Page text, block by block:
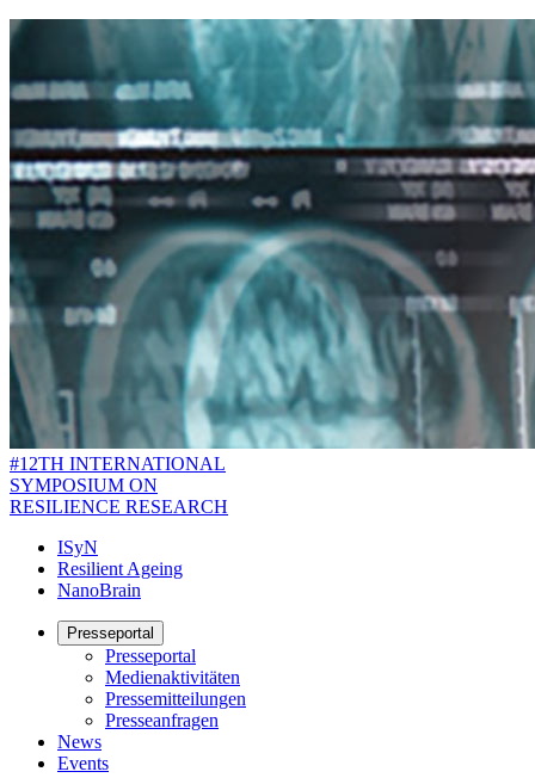
#12TH INTERNATIONAL
SYMPOSIUM ON
RESILIENCE RESEARCH
ISyN
Resilient Ageing
NanoBrain
Presseportal
Presseportal
Medienaktivitäten
Pressemitteilungen
Presseanfragen
News
Events